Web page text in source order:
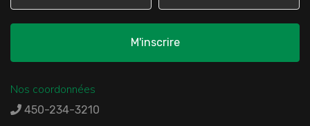
Nos coordonnées
450-234-3210